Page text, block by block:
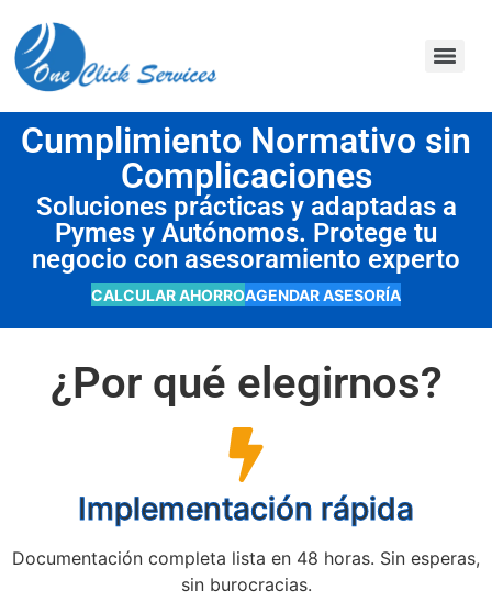
Cumplimiento Normativo sin
Complicaciones
Soluciones prácticas y adaptadas a
Pymes y Autónomos. Protege tu
negocio con asesoramiento experto
CALCULAR AHORROAGENDAR ASESORÍA
¿Por qué elegirnos?
Implementación rápida
Documentación completa lista en 48 horas. Sin esperas,
sin burocracias.